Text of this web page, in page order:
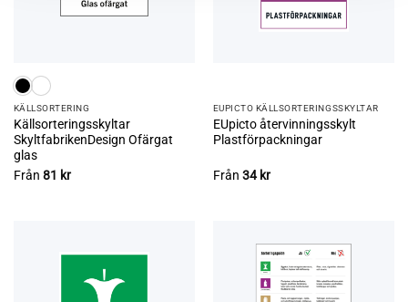
KÄLL­SORTERING
Källsorteringsskyltar
SkyltfabrikenDesign Ofärgat
glas
Från 81 kr
EUPICTO KÄLLSORTERINGSSKYLTAR
EUpicto återvinningsskylt
Plastförpackningar
Från 34 kr